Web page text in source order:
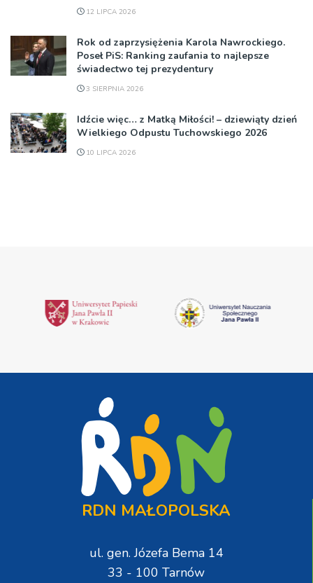
12 LIPCA 2026
Rok od zaprzysiężenia Karola Nawrockiego.
Poseł PiS: Ranking zaufania to najlepsze
świadectwo tej prezydentury
3 SIERPNIA 2026
Idźcie więc… z Matką Miłości! – dziewiąty dzień
Wielkiego Odpustu Tuchowskiego 2026
10 LIPCA 2026
RDN MAŁOPOLSKA
ul. gen. Józefa Bema 14
33 - 100 Tarnów